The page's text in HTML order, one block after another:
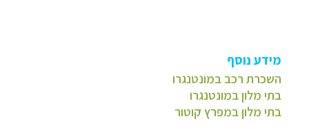
מידע נוסף
השכרת רכב במונטנגרו
בתי מלון במונטנגרו
בתי מלון במפרץ קוטור